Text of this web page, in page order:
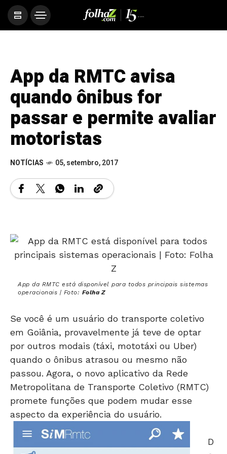
App da RMTC avisa
quando ônibus for
passar e permite avaliar
motoristas
NOTÍCIAS 05, setembro, 2017
App da RMTC está disponível para todos principais sistemas
operacionais | Foto: Folha Z
Se você é um usuário do transporte coletivo
em Goiânia, provavelmente já teve de optar
por outros modais (táxi, mototáxi ou Uber)
quando o ônibus atrasou ou mesmo não
passou. Agora, o novo aplicativo da Rede
Metropolitana de Transporte Coletivo (RMTC)
promete funções que podem mudar esse
aspecto da experiência do usuário.
D